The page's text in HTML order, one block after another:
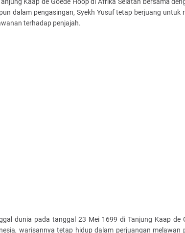
dalam pengasingan, Syekh Yusuf tetap berjuang untuk
terhadap penjajah.
dunia pada tanggal 23 Mei 1699 di Tanjung Kaap de
warisannya tetap hidup dalam perjuangan melawan